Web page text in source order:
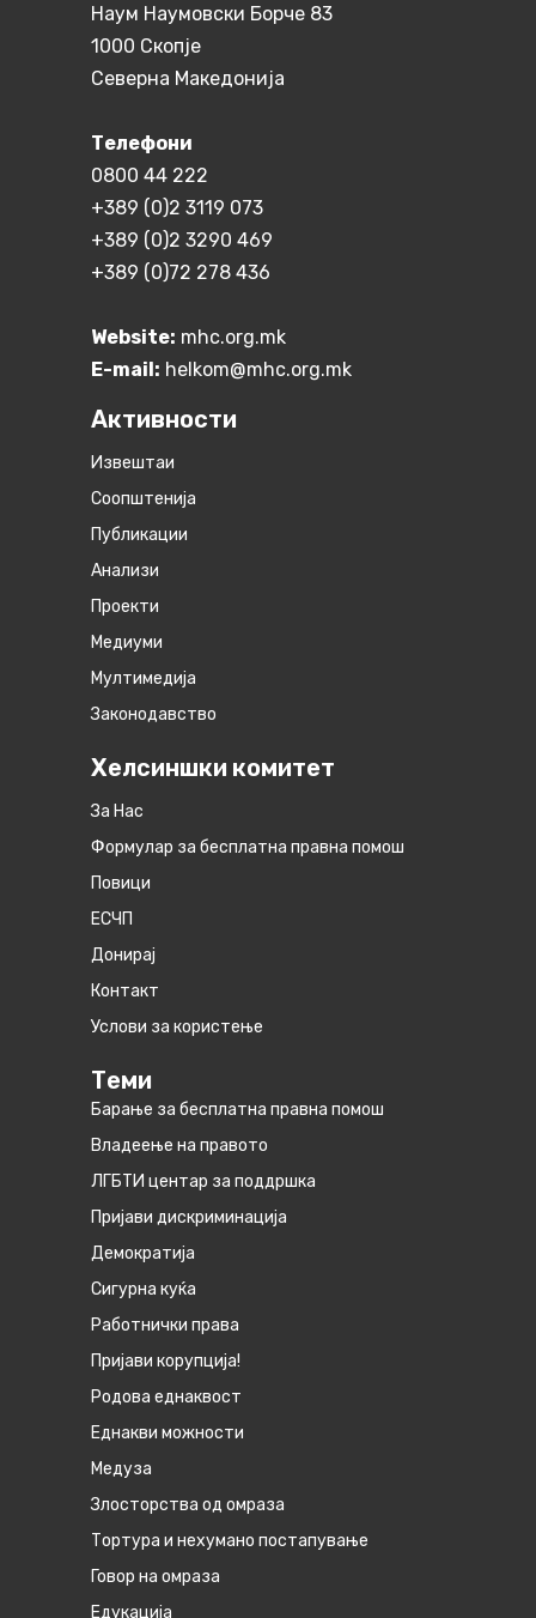
Наум Наумовски Борче 83
1000 Скопје
Северна Македонија
Телефони
0800 44 222
+389 (0)2 3119 073
+389 (0)2 3290 469
+389 (0)72 278 436
Website: mhc.org.mk
E-mail: helkom@mhc.org.mk
Активности
Извештаи
Соопштенија
Публикации
Анализи
Проекти
Медиуми
Мултимедија
Законодавство
Хелсиншки комитет
За Нас
Формулар за бесплатна правна помош
Повици
ЕСЧП
Донирај
Контакт
Услови за користење
Теми
Барање за бесплатна правна помош
Владеење на правото
ЛГБТИ центар за поддршка
Пријави дискриминација
Демократија
Сигурна куќа
Работнички права
Пријави корупција!
Родова еднаквост
Eднакви можности
Медуза
Злосторства од омраза
Тортура и нехумано постапување
Говор на омраза
Едукација